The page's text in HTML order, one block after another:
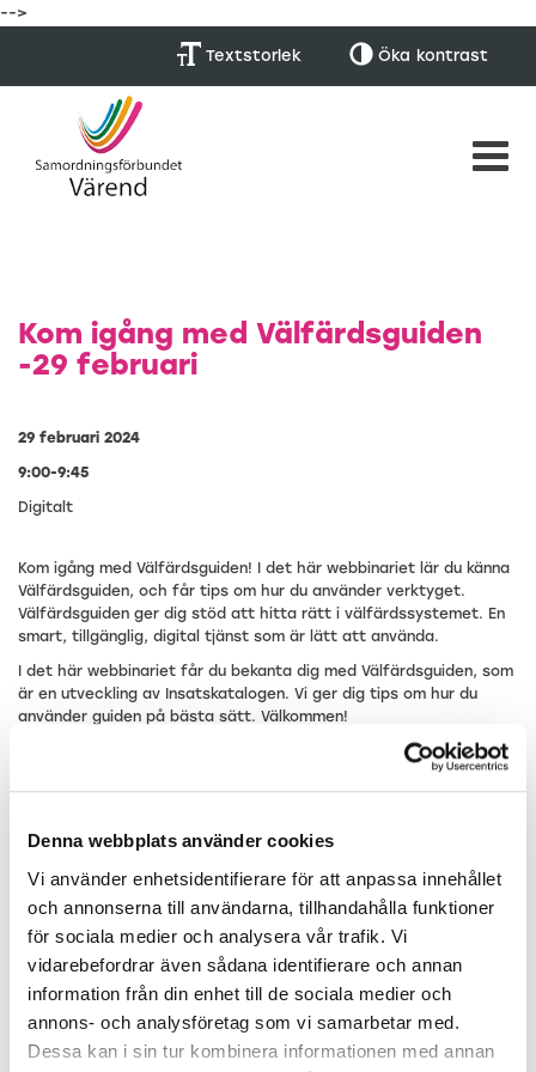
Denna webbplats använder cookies
Vi använder enhetsidentifierare för att anpassa innehållet
och annonserna till användarna, tillhandahålla funktioner
för sociala medier och analysera vår trafik. Vi
vidarebefordrar även sådana identifierare och annan
information från din enhet till de sociala medier och
annons- och analysföretag som vi samarbetar med.
Dessa kan i sin tur kombinera informationen med annan
-->
Textstorlek Öka kontrast
Kom igång med Välfärdsguiden
-29 februari
29 februari 2024
9:00-9:45
Digitalt
Kom igång med Välfärdsguiden! I det här webbinariet lär du känna
Välfärdsguiden, och får tips om hur du använder verktyget.
Välfärdsguiden ger dig stöd att hitta rätt i välfärdssystemet. En
smart, tillgänglig, digital tjänst som är lätt att använda.
I det här webbinariet får du bekanta dig med Välfärdsguiden, som
är en utveckling av Insatskatalogen. Vi ger dig tips om hur du
använder guiden på bästa sätt. Välkommen!
Detta webbinarium arrangeras av Välfärdsguidens redaktion på